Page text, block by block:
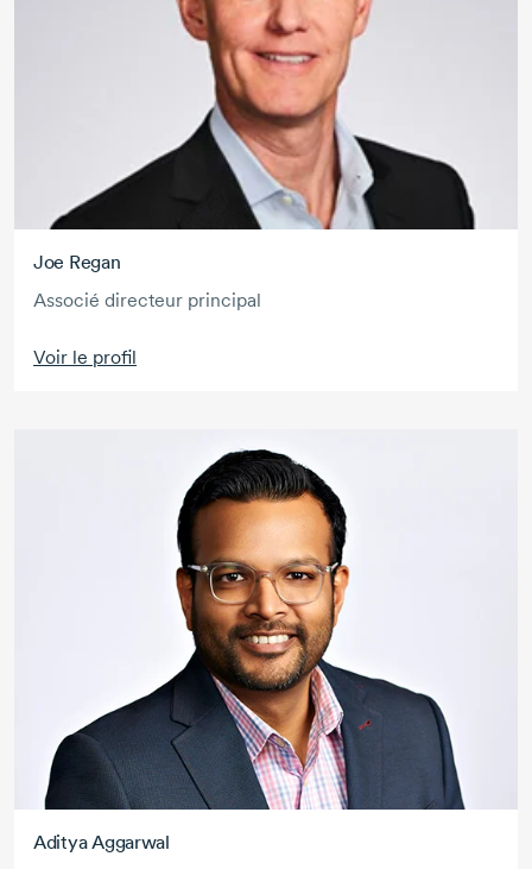
Joe Regan
Associé directeur principal
Voir le profil
Aditya Aggarwal